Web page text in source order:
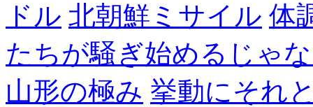
ドル 北朝鮮ミサイル 体
たちが騒ぎ始めるじゃ
山形の極み 挙動にそれ